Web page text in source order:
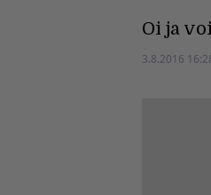
Oi ja
3.8.2016